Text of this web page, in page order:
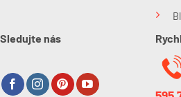
Sledujte nás